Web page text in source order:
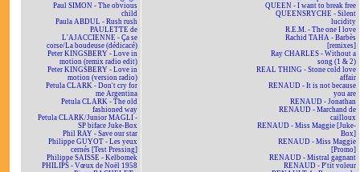
Paul SIMON - The obvious
child
Paula ABDUL - Rush rush
PAULETTE de
L'AJACCIENNE - Ça se
corse/La boudeuse (dédicacé)
Peter KINGSBERY - Love in
motion (remix radio edit)
Peter KINGSBERY - Love in
motion (version radio)
Petula CLARK - Don't cry for
me Argentina
Petula CLARK - The old
fashioned way
Petula CLARK/Junior MAGLI -
SP biface Juke-Box
Phil RAY - Save our star
Philippe GUYOT - Les yeux
cernés [Test Pressing]
Philippe SAISSE - Kelbomek
PHILIPS - Vœux de Noël 1958
QUEEN - I want to break free
QUEENSRYCHE - Silent
lucidity
R.E.M. - The one I love
Rachid TAHA - Barbès
[remixes]
Ray CHARLES - Without a
song (1 & 2)
REAL THING - Stone cold love
affair
RENAUD - It is not because
you are
RENAUD - Jonathan
RENAUD - Marchand de
cailloux
RENAUD - Miss Maggie [Juke-
Box]
RENAUD - Miss Maggie
[Promo]
RENAUD - Mistral gagnant
RENAUD - P'tit voleur